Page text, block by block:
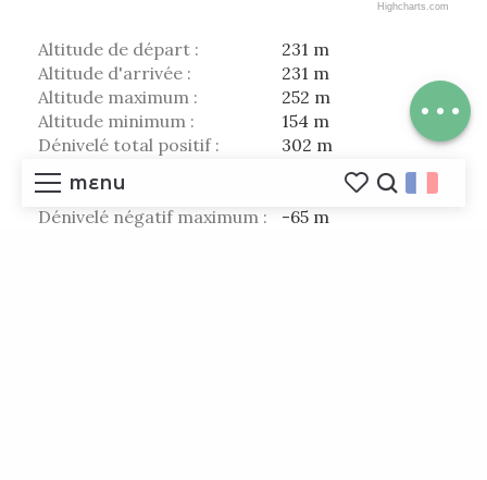
MENU
Points
Avis
Highcharts.com
Altitude de départ :
231 m
Altitude d'arrivée :
231 m
Altitude maximum :
252 m
Altitude minimum :
154 m
Dénivelé total positif :
302 m
Dénivelé total négatif :
Dénivelé positif maximum :
Dénivelé négatif maximum :
-65 m